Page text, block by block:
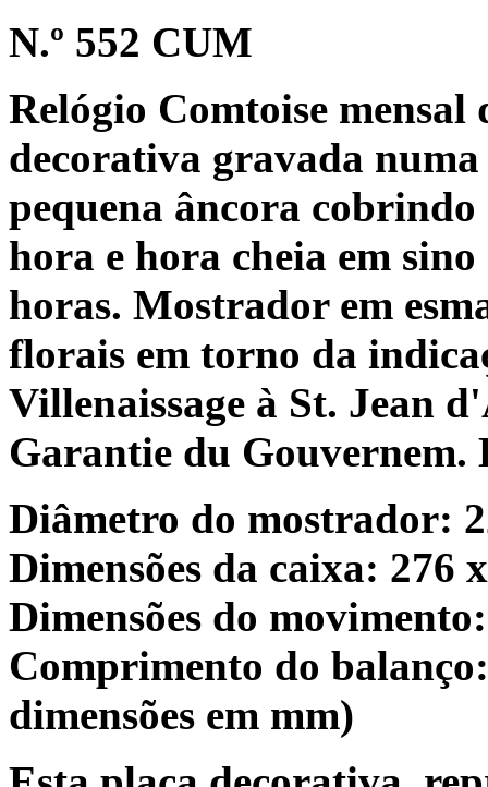
N.º 552 CUM
Relógio Comtoise mensal
decorativa gravada numa
pequena âncora cobrindo
hora e hora cheia em
horas. Mostrador em
florais em torno da
Villenaissage à St. Jean
Garantie du Gouvernem.
Diâmetro do mostrador:
Dimensões da caixa: 276
Dimensões do
Comprimento do
dimensões em mm)